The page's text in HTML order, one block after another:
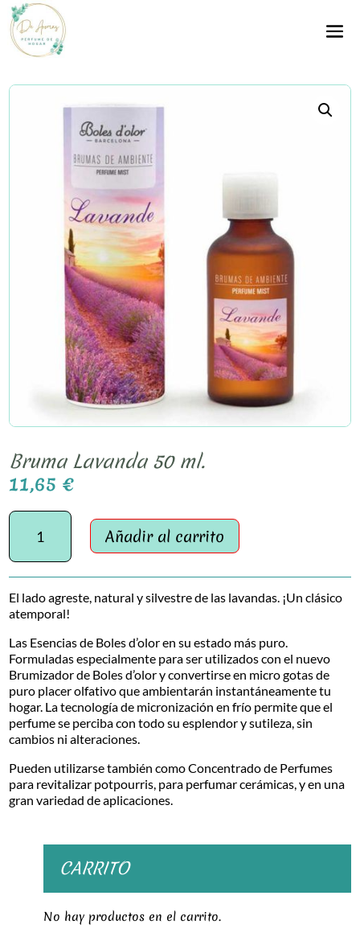
Bruma Lavanda 50 ml.
11,65€
Bruma
Lavanda
ml.
cantidad
Añadir al carrito
El lado agreste, natural y silvestre de las lavandas. ¡Un clásico
atemporal!
Las Esencias de Boles d’olor en su estado más puro.
Formuladas especialmente para ser utilizados con el nuevo
Brumizador de Boles d’olor y convertirse en micro gotas de
puro placer olfativo que ambientarán instantáneamente tu
hogar. La tecnología de micronización en frío permite que el
perfume se perciba con todo su esplendor y sutileza, sin
cambios ni alteraciones.
Pueden utilizarse también como Concentrado de Perfumes
para revitalizar potpourris, para perfumar cerámicas, y en una
gran variedad de aplicaciones.
CARRITO
No hay productos en el carrito.